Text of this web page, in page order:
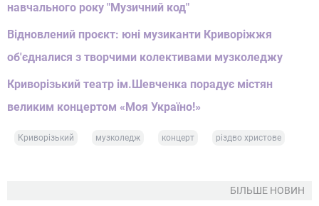
навчального року "Музичний код"
Відновлений проєкт: юні музиканти Криворіжжя
об'єдналися з творчими колективами музколеджу
Криворізький театр ім.Шевченка порадує містян
великим концертом «Моя Україно!»
Криворізький музколедж концерт різдво христове
БІЛЬШЕ НОВИН